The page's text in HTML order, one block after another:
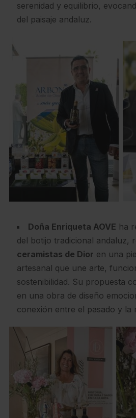
serenidad y equilibrio,
del paisaje andaluz.
Doña Enriqueta AOVE ha
del botijo tradicional andaluz,
ceramistas de Dior en una
artesanal que une arte,
sostenibilidad. Su propuesta
en una obra de diseño
conexión entre el pasado y la